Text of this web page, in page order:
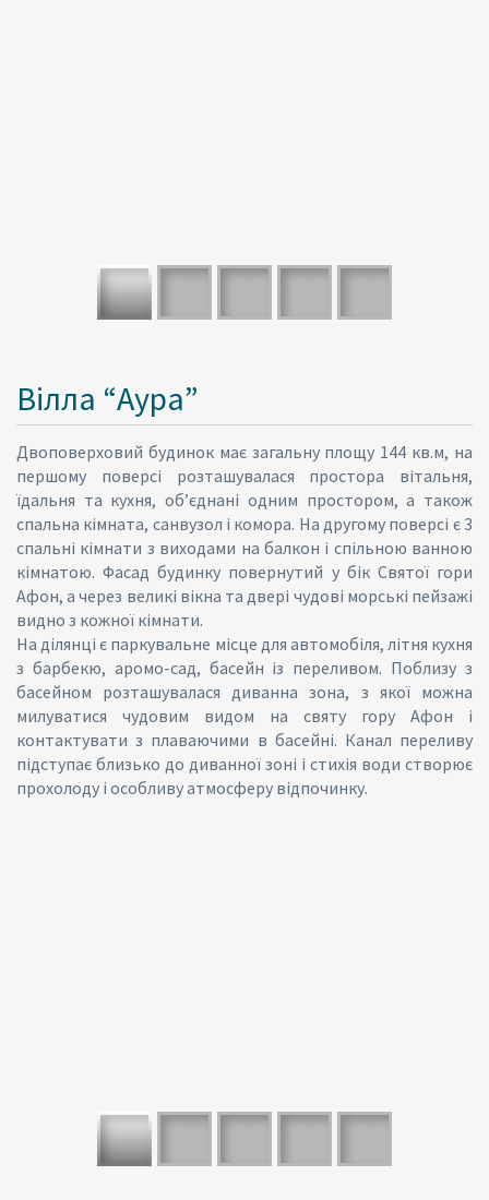
Вілла “Аура”
Двоповерховий будинок має загальну площу 144 кв.м, на
першому поверсі розташувалася простора вітальня,
їдальня та кухня, об’єднані одним простором, а також
спальна кімната, санвузол і комора. На другому поверсі є 3
спальні кімнати з виходами на балкон і спільною ванною
кімнатою. Фасад будинку повернутий у бік Святої гори
Афон, а через великі вікна та двері чудові морські пейзажі
видно з кожної кімнати.
На ділянці є паркувальне місце для автомобіля, літня кухня
з барбекю, аромо-сад, басейн із переливом. Поблизу з
басейном розташувалася диванна зона, з якої можна
милуватися чудовим видом на святу гору Афон і
контактувати з плаваючими в басейні. Канал переливу
підступає близько до диванної зоні і стихія води створює
прохолоду і особливу атмосферу відпочинку.